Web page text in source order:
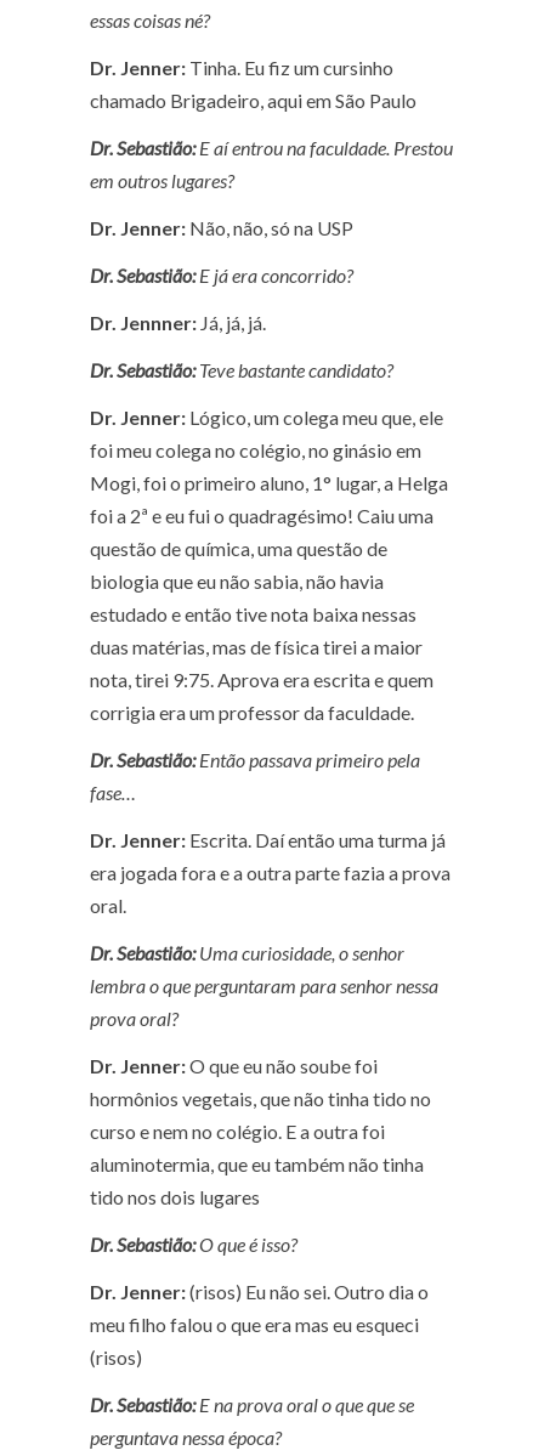
essas coisas né?
Dr. Jenner: Tinha. Eu fiz um cursinho
chamado Brigadeiro, aqui em São Paulo
Dr. Sebastião:E aí entrou na faculdade. Prestou
em outros lugares?
Dr. Jenner: Não, não, só na USP
Dr. Sebastião:E já era concorrido?
Dr. Jennner: Já, já, já.
Dr. Sebastião:Teve bastante candidato?
Dr. Jenner: Lógico, um colega meu que, ele
foi meu colega no colégio, no ginásio em
Mogi, foi o primeiro aluno, 1° lugar, a Helga
foi a 2ª e eu fui o quadragésimo! Caiu uma
questão de química, uma questão de
biologia que eu não sabia, não havia
estudado e então tive nota baixa nessas
duas matérias, mas de física tirei a maior
nota, tirei 9:75. Aprova era escrita e quem
corrigia era um professor da faculdade.
Dr. Sebastião:Então passava primeiro pela
fase…
Dr. Jenner: Escrita. Daí então uma turma já
era jogada fora e a outra parte fazia a prova
oral.
Dr. Sebastião:Uma curiosidade, o senhor
lembra o que perguntaram para senhor nessa
prova oral?
Dr. Jenner:O que eu não soube foi
hormônios vegetais, que não tinha tido no
curso e nem no colégio. E a outra foi
aluminotermia, que eu também não tinha
tido nos dois lugares
Dr. Sebastião:O que é isso?
Dr. Jenner:(risos) Eu não sei. Outro dia o
meu filho falou o que era mas eu esqueci
(risos)
Dr. Sebastião:E na prova oral o que que se
perguntava nessa época?